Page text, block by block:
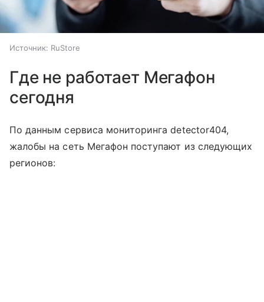
Источник: RuStore
Где не работает Мегафон
сегодня
По данным сервиса мониторинга detector404,
жалобы на сеть Мегафон поступают из следующих
регионов: